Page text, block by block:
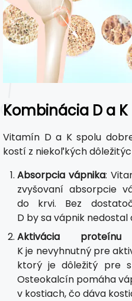
Kombinácia D a K
Vitamín D a K spolu
kostí z niekoľkých
Absorpcia vápnika:
zvyšovaní absorpcie
do krvi. Bez
D by sa vápnik
Aktivácia proteínu
K je nevyhnutný pre
ktorý je dôležitý pre
Osteokalcín pomáha
v kostiach, čo dáva